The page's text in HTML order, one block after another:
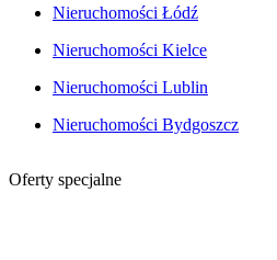
Nieruchomości Łódź
Nieruchomości Kielce
Nieruchomości Lublin
Nieruchomości Bydgoszcz
Oferty specjalne